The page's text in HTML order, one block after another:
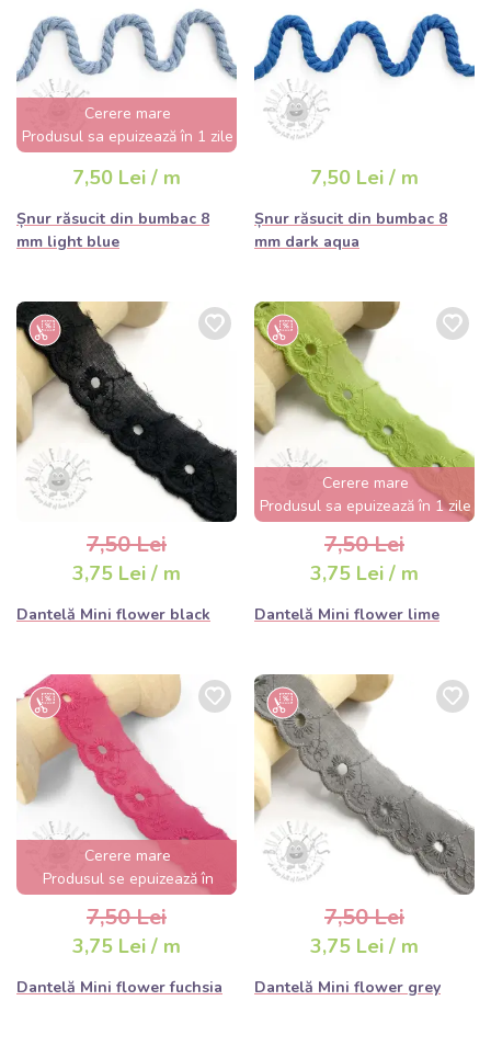
Cerere mare
Produsul sa epuizează în 1 zile
7,50 Lei / m
Șnur răsucit din bumbac 8
mm light blue
7,50 Lei / m
Șnur răsucit din bumbac 8
mm dark aqua
7,50 Lei
3,75 Lei / m
Dantelă Mini flower black
Cerere mare
Produsul sa epuizează în 1 zile
7,50 Lei
3,75 Lei / m
Dantelă Mini flower lime
Cerere mare
Produsul se epuizează în
7,50 Lei
3,75 Lei / m
Dantelă Mini flower fuchsia
7,50 Lei
3,75 Lei / m
Dantelă Mini flower grey